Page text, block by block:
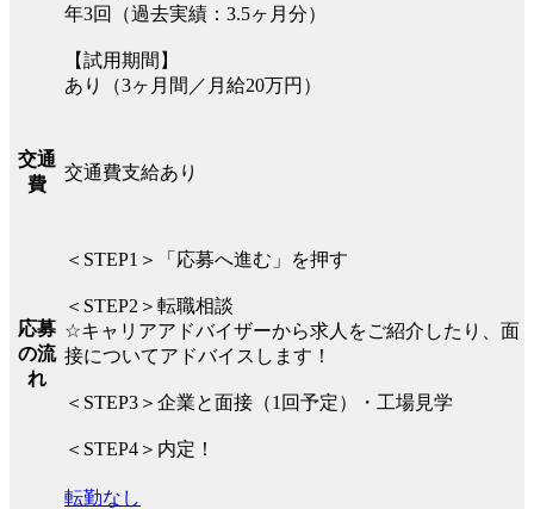
年3回（過去実績：3.5ヶ月分）
【試用期間】
あり（3ヶ月間／月給20万円）
交通
費
交通費支給あり
応募
の流
れ
＜STEP1＞「応募へ進む」を押す
＜STEP2＞転職相談
☆キャリアアドバイザーから求人をご紹介したり、面
接についてアドバイスします！
＜STEP3＞企業と面接（1回予定）・工場見学
＜STEP4＞内定！
転勤なし